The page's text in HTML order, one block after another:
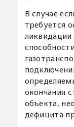
В случае
требуется
окончания
объекта,
дефицита